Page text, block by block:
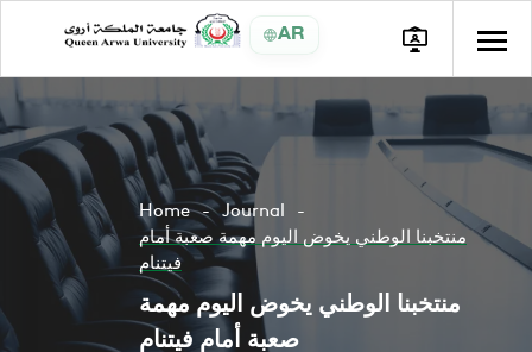
AR
Home
Journal
منتخبنا الوطني يخوض اليوم مهمة صعبة أمام
فيتنام
منتخبنا الوطني يخوض اليوم مهمة
صعبة أمام فيتنام